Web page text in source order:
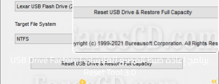
برنامج إعادة ضبط المصنع للفلاشات | USB Drive Factory
Reset Tool 3.0